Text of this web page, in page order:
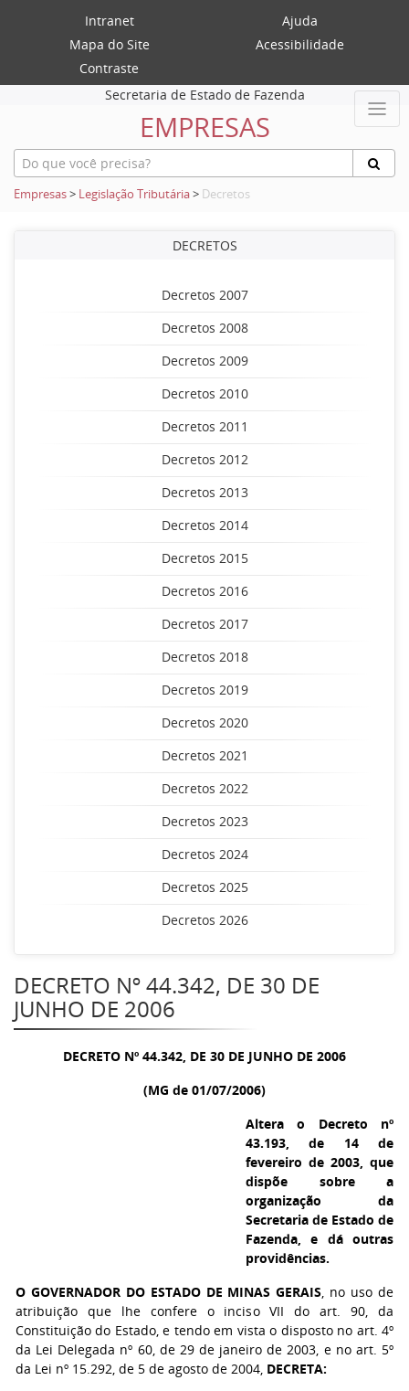
Intranet
Ajuda
Mapa do Site
Acessibilidade
Contraste
Secretaria de Estado de Fazenda
EMPRESAS
Empresas> Legislação Tributária> Decretos
DECRETOS
Decretos 2007
Decretos 2008
Decretos 2009
Decretos 2010
Decretos 2011
Decretos 2012
Decretos 2013
Decretos 2014
Decretos 2015
Decretos 2016
Decretos 2017
Decretos 2018
Decretos 2019
Decretos 2020
Decretos 2021
Decretos 2022
Decretos 2023
Decretos 2024
Decretos 2025
Decretos 2026
DECRETO Nº 44.342, DE 30 DE
JUNHO DE 2006
DECRETO Nº 44.342, DE 30 DE JUNHO DE 2006
(MG de 01/07/2006)
Altera o Decreto nº
43.193, de 14 de
fevereiro de 2003, que
dispõe sobre a
organização da
Secretaria de Estado de
Fazenda, e dá outras
providências.
O GOVERNADOR DO ESTADO DE MINAS GERAIS, no uso de
atribuição que lhe confere o inciso VII do art. 90, da
Constituição do Estado, e tendo em vista o disposto no art. 4º
da Lei Delegada nº 60, de 29 de janeiro de 2003, e no art. 5º
da Lei nº 15.292, de 5 de agosto de 2004, DECRETA: